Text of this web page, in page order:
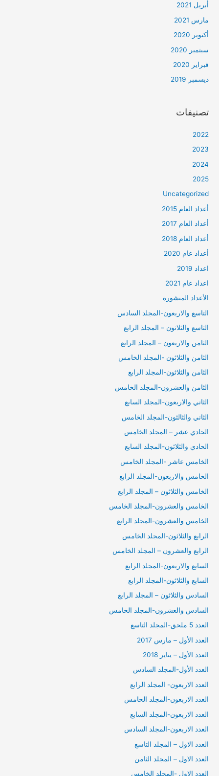
أبريل 2021
مارس 2021
أكتوبر 2020
سبتمبر 2020
فبراير 2020
ديسمبر 2019
تصنيفات
2022
2023
2024
2025
Uncategorized
أعداد العام 2015
أعداد العام 2017
أعداد العام 2018
أعداد عام 2020
اعداد 2019
اعداد عام 2021
الأعداد المنشورة
التاسع والاربعون-المجلد السادس
التاسع والثلانون – المجلد الرابع
الثامن والاربعون – المجلد الرابع
الثامن والثلاثون -المجلد الخامس
الثامن والثلاثون-المجلد الرابع
الثامن والعشرون-المجلد الخامس
الثاني والاربعون-المجلد السابع
الثاني والثالثون-المجلد الخامس
الحادي عشر – المجلد الخامس
الحادي والثلاثون-المجلد السابع
الخامس عاشر -المجلد الخامس
الخامس والاربعون-المجلد الرابع
الخامس والثلاثون – المجلد الرابع
الخامس والعشرون-المجلد الخامس
الخامس والعشرون-المجلد الرابع
الرابع والثلاثون-المجلد الخامس
الرابع والعشرون – المجلد الخامس
السابع والاربعون-المجلد الرابع
السابع والثلاثون-المجلد الرابع
السادس والثلاثون – المجلد الرابع
السادس والعشرون-المجلد الخامس
العدد 5 ملحق-المجلد التاسع
العدد الأول – مارس 2017
العدد الأول – يناير 2018
العدد الأول-المجلد السادس
العدد الاربعون- المجلد الرابع
العدد الاربعون-المجلد الخامس
العدد الاربعون-المجلد السابع
العدد الاربعون-المجلد السادس
العدد الاول – المجلد التاسع
العدد الاول – المجلد الثامن
العدد الاول -المجلد الخامس